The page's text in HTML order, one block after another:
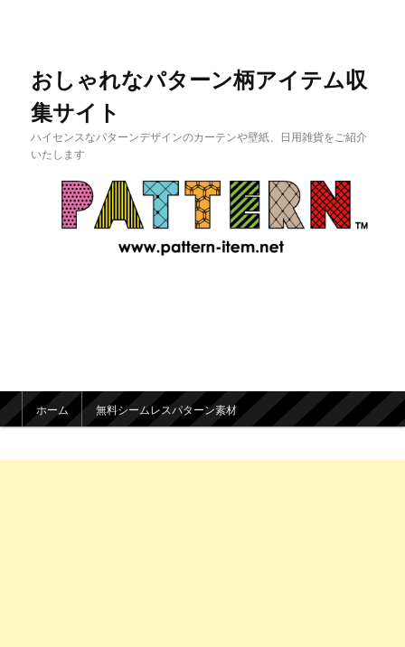
おしゃれなパターン柄アイテム収
集サイト
ハイセンスなパターンデザインのカーテンや壁紙、日用雑貨をご紹介
いたします
メインメニュー
メインコンテンツへ移動
サブコンテンツへ移動
ホーム 無料シームレスパターン素材